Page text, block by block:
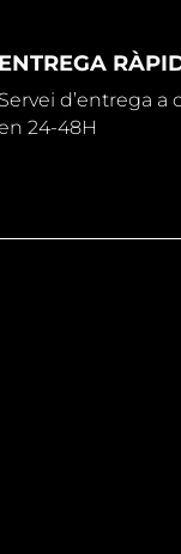
ENTREGA
Servei d’entrega a
24-48H